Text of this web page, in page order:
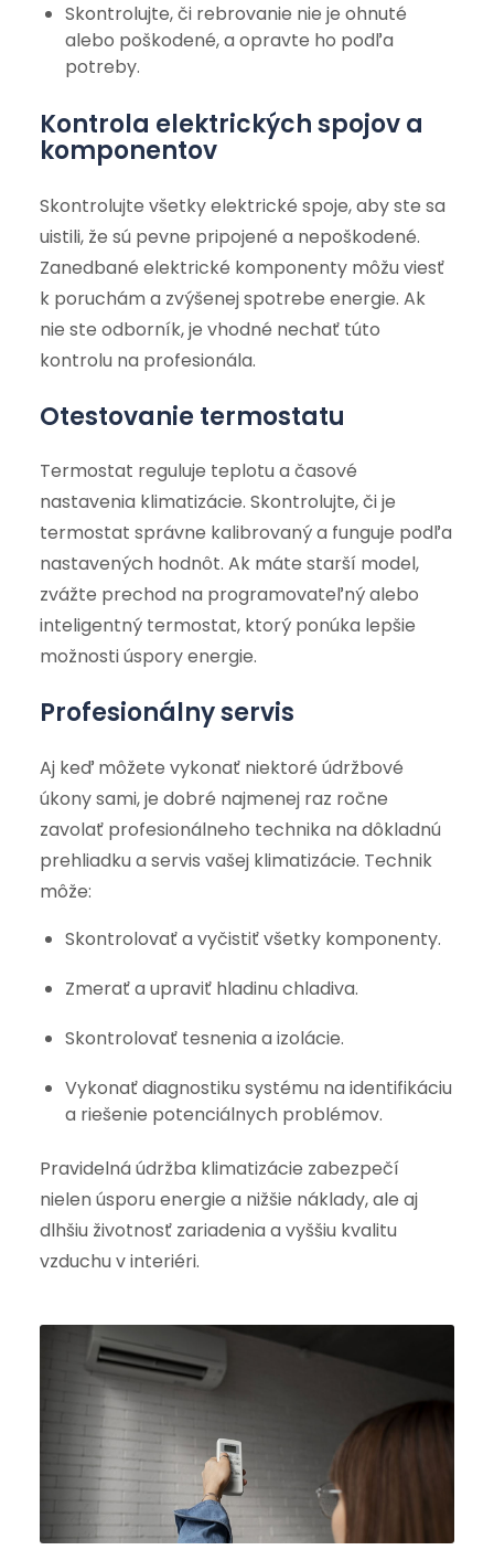
Skontrolujte, či rebrovanie nie je ohnuté
alebo poškodené, a opravte ho podľa
potreby.
Kontrola elektrických spojov a
komponentov
Skontrolujte všetky elektrické spoje, aby ste sa
uistili, že sú pevne pripojené a nepoškodené.
Zanedbané elektrické komponenty môžu viesť
k poruchám a zvýšenej spotrebe energie. Ak
nie ste odborník, je vhodné nechať túto
kontrolu na profesionála.
Otestovanie termostatu
Termostat reguluje teplotu a časové
nastavenia klimatizácie. Skontrolujte, či je
termostat správne kalibrovaný a funguje podľa
nastavených hodnôt. Ak máte starší model,
zvážte prechod na programovateľný alebo
inteligentný termostat, ktorý ponúka lepšie
možnosti úspory energie.
Profesionálny servis
Aj keď môžete vykonať niektoré údržbové
úkony sami, je dobré najmenej raz ročne
zavolať profesionálneho technika na dôkladnú
prehliadku a servis vašej klimatizácie. Technik
môže:
Skontrolovať a vyčistiť všetky komponenty.
Zmerať a upraviť hladinu chladiva.
Skontrolovať tesnenia a izolácie.
Vykonať diagnostiku systému na identifikáciu
a riešenie potenciálnych problémov.
Pravidelná údržba klimatizácie zabezpečí
nielen úsporu energie a nižšie náklady, ale aj
dlhšiu životnosť zariadenia a vyššiu kvalitu
vzduchu v interiéri.